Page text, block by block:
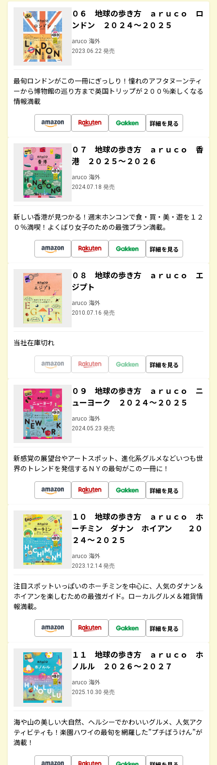
０６ 地球の歩き方 ａｒｕｃｏ ロ
ンドン ２０２４～２０２５
aruco 海外
2023.06.22 発売
最旬ロンドンがこの一冊にぎっしり！憧れのアフタヌーンティ
ーから博物館の巡り方まで英国トリップが２００％楽しくなる
情報満載
詳細を見る
０７ 地球の歩き方 ａｒｕｃｏ 香
港 ２０２５～２０２６
aruco 海外
2024.07.18 発売
新しい香港が見つかる！週末ホンコンで食・買・美・遊を１２
０％満喫！よくばり女子のための最強プラン満載。
詳細を見る
０８ 地球の歩き方 ａｒｕｃｏ エ
ジプト
aruco 海外
2010.07.16 発売
当社在庫切れ
詳細を見る
０９ 地球の歩き方 ａｒｕｃｏ ニ
ューヨーク ２０２４～２０２５
aruco 海外
2024.05.23 発売
新感覚の展望台やアートスポット、進化系グルメなどいつも世
界のトレンドを発信するＮＹの最旬がこの一冊に！
詳細を見る
１０ 地球の歩き方 ａｒｕｃｏ ホ
ーチミン ダナン ホイアン ２０
２４～２０２５
aruco 海外
2023.12.14 発売
注目スポットいっぱいのホーチミンを中心に、人気のダナン＆
ホイアンを楽しむための最強ガイド。ローカルグルメ＆雑貨情
報満載。
詳細を見る
１１ 地球の歩き方 ａｒｕｃｏ ホ
ノルル ２０２６～２０２７
aruco 海外
2025.10.30 発売
海や山の美しい大自然、ヘルシーでかわいいグルメ、人気アク
ティビティも！楽園ハワイの最旬を網羅した”プチぼうけん”が
満載！